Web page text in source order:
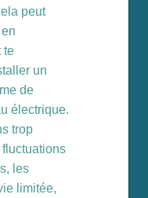
peut
te
un
de
électrique.
trop
les
limitée,